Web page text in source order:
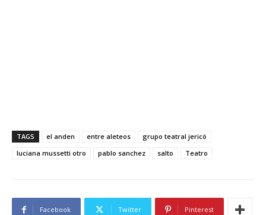
e
i
TAGS el anden entre aleteos
grupo teatral jericó
luciana mussetti otro
pablo sanchez salto Teatro
Facebook Twitter Pinterest